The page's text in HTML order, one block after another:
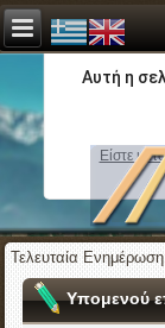
Τελευταία
Υπομενού
Αυτή η
Είστε